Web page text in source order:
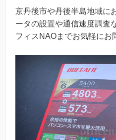
京丹後市や丹後半島地域に
ータの設置や通信速度調査
フィスNAOまでお気軽にお